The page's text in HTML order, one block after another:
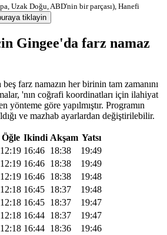
Uzak Doğu, ABD'nin bir parçası), Hanefi
tiklayin
Gingee'da farz namaz
farz namazın her birinin tam zamanını
'nın coğrafi koordinatları için ilahiyat
yönteme göre yapılmıştır. Programın
ve mazhab ayarlardan değiştirilebilir.
Öğle Ikindi Akşam Yatsı
12:19 16:46 18:38
19:49
12:19 16:46 18:38
19:49
12:19 16:46 18:38
19:48
12:18 16:45 18:37
19:48
12:18 16:45 18:37
19:47
12:18 16:44 18:37
19:47
12:18 16:44 18:36
19:46